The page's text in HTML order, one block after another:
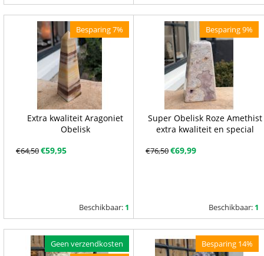
Besparing 7%
Extra kwaliteit Aragoniet
Obelisk
€64,50€59,95
Beschikbaar: 1
Besparing 9%
Super Obelisk Roze Amethist
extra kwaliteit en special
€76,50€69,99
Beschikbaar: 1
Geen verzendkosten
Besparing 14%